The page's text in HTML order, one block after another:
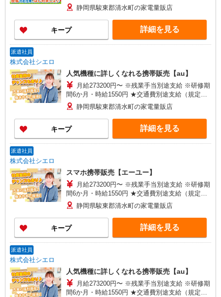
あり） ゜+゜・。○。・゜+゜・。○。・゜+゜ 入
社祝い金10万円支給(規定有) お友達を紹介頂くと,
インセンティブ支給(規定有) ★月2回払い・週払い
可能（規程有）★ ゜・。○。・゜+゜・。○。・゜
+゜
静岡県駿東郡清水町の家電量販店
キープ 詳細を見る
派遣社員
株式会社シエロ
人気機種に詳しくなれる携帯販売【au】
月給273200円〜 ※残業手当別途支給 ※研修期
間6か月・時給1550円 ★交通費別途支給（規定あ
り） ゜+゜・。○。・゜+゜・。○。・゜+゜ 入社
祝い金10万円支給(規定有) お友達を紹介頂くと, イ
ンセンティブ支給(規定有) ゜・。○。・゜+゜・。
○。・゜+゜
静岡県駿東郡清水町の家電量販店
キープ 詳細を見る
派遣社員
株式会社シエロ
スマホ携帯販売【エーユー】
月給273200円〜 ※残業手当別途支給 ※研修期
間6か月・時給1550円 ★交通費別途支給（規定あ
り） ゜+゜・。○。・゜+゜・。○。・゜+゜ 入社
祝い金10万円支給(規定有) お友達を紹介頂くと, イ
ンセンティブ支給(規定有) ゜・。○。・゜+゜・。
○。・゜+゜
静岡県駿東郡清水町の家電量販店
キープ 詳細を見る
派遣社員
株式会社シエロ
人気機種に詳しくなれる携帯販売【au】
月給273200円〜 ※残業手当別途支給 ※研修期
間6か月・時給1550円 ★交通費別途支給（規定あ